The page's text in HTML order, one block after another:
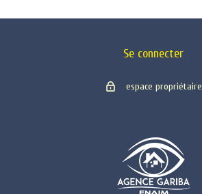
Se connecter
espace propriétaire